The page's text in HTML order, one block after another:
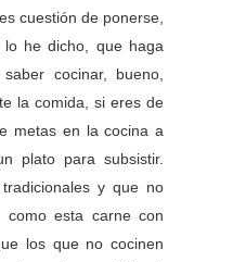
cuestión de ponerse,
he dicho, que haga
cocinar, bueno,
la comida, si eres de
metas en la cocina a
plato para subsistir.
y que no
como esta carne con
los que no cocinen